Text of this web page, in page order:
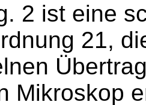
2 ist eine
21,
Mikroskop